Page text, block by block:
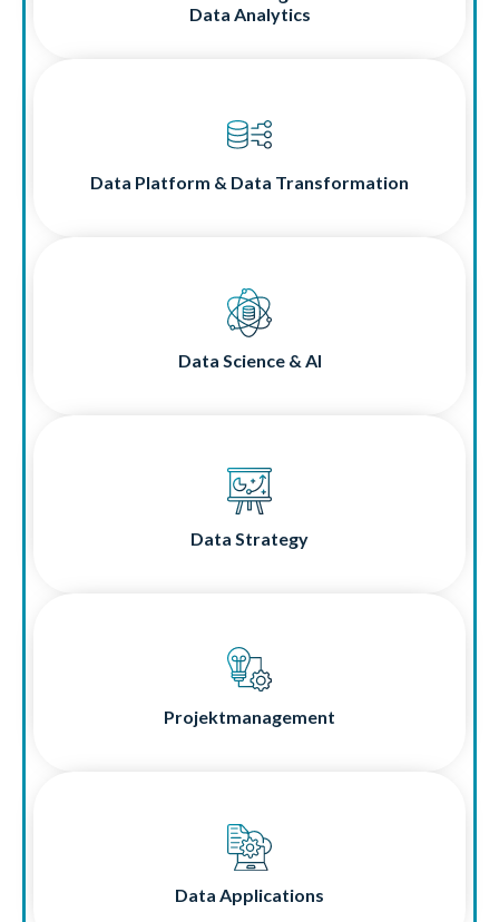
Data Analytics
Data Platform & Data Transformation
Data Platform & Data Transformation
Mit einer skalierbaren Datenplattform schaffen Sie das
Data Science & AI
Ihre Daten haben Potenzial:
Fortschrittliche Techniken, wie maschinelles Lernen und
Data Strategy
Eine nachhaltige Datenstrategie ist der Schlüssel zu
besseren Entscheidungen, neuen Geschäftsmodellen und
nachhaltigem Wachstum.
Projektmanagement
Führen Sie Ihre Projekte nachhaltig zum Erfolg – mit einem
Projektmanagement-Ansatz, der Struktur, Transparenz und
Umsetzungskraft vereint.
Data Applications
Anwendungen, die Mehrwert in Echtzeit liefern:
Moderne Data Applications bringen Erkenntnisse direkt in